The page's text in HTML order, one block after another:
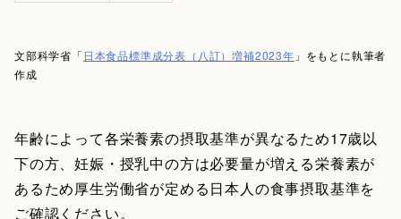
文部科学省「 日本食品標準成分表（八訂）増補2023年 」をもとに執筆者
作成
年齢によって各栄養素の摂取基準が異なるため17歳以
下の方、妊娠・授乳中の方は必要量が増える栄養素が
あるため厚生労働省が定める日本人の食事摂取基準を
ご確認ください。